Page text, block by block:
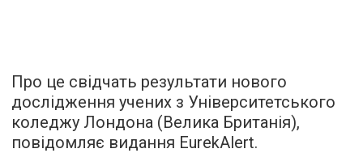
Про це свідчать результати нового
дослідження учених з Університетського
коледжу Лондона (Велика Британія),
повідомляє видання EurekAlert.